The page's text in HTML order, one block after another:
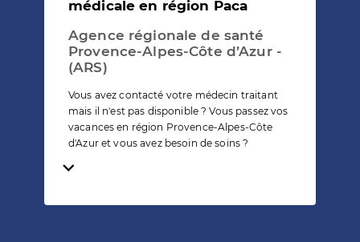
médicale en région Paca
Agence régionale de santé
Provence-Alpes-Côte d’Azur -
(ARS)
Vous avez contacté votre médecin traitant
mais il n'est pas disponible ? Vous passez vos
vacances en région Provence-Alpes-Côte
d'Azur et vous avez besoin de soins ?
Temps de lecture